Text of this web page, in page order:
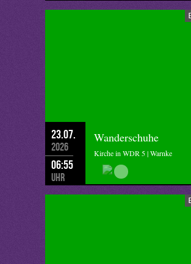
23.07.
2026
06:55
Uhr
Wanderschuhe
Kirche in WDR 5 | Warnke